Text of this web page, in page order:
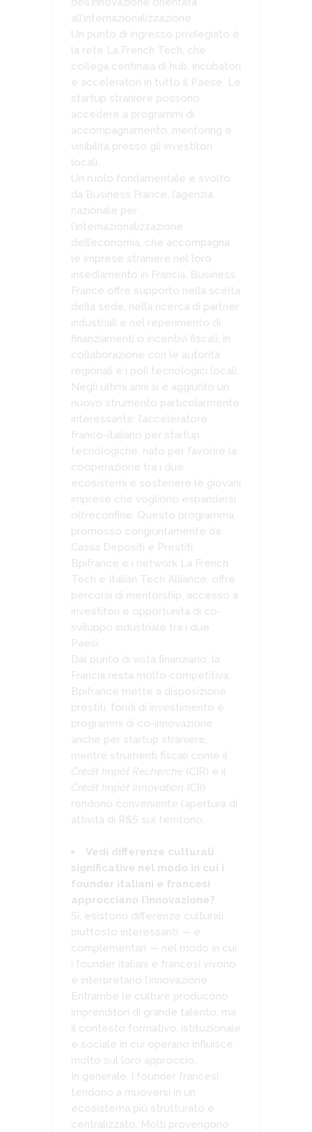
all’internazionalizzazione.
Un punto di ingresso privilegiato è
la rete La French Tech, che
collega centinaia di hub, incubatori
e acceleratori in tutto il Paese. Le
startup straniere possono
accedere a programmi di
accompagnamento, mentoring e
visibilità presso gli investitori
locali.
Un ruolo fondamentale è svolto
da Business France, l’agenzia
nazionale per
l’internazionalizzazione
dell’economia, che accompagna
le imprese straniere nel loro
insediamento in Francia. Business
France offre supporto nella scelta
della sede, nella ricerca di partner
industriali e nel reperimento di
finanziamenti o incentivi fiscali, in
collaborazione con le autorità
regionali e i poli tecnologici locali.
Negli ultimi anni si è aggiunto un
nuovo strumento particolarmente
interessante: l’acceleratore
franco-italiano per startup
tecnologiche, nato per favorire la
cooperazione tra i due
ecosistemi e sostenere le giovani
imprese che vogliono espandersi
oltreconfine. Questo programma,
promosso congiuntamente da
Cassa Depositi e Prestiti,
Bpifrance e i network La French
Tech e Italian Tech Alliance, offre
percorsi di mentorship, accesso a
investitori e opportunità di co-
sviluppo industriale tra i due
Paesi.
Dal punto di vista finanziario, la
Francia resta molto competitiva:
Bpifrance mette a disposizione
prestiti, fondi di investimento e
programmi di co-innovazione
anche per startup straniere,
mentre strumenti fiscali come il
Crédit Impôt Recherche (CIR) e il
Crédit Impôt Innovation (CII)
rendono conveniente l’apertura di
attività di R&S sul territorio.
Vedi differenze culturali
significative nel modo in cui i
founder italiani e francesi
approcciano l’innovazione?
Sì, esistono differenze culturali
piuttosto interessanti — e
complementari — nel modo in cui
i founder italiani e francesi vivono
e interpretano l’innovazione.
Entrambe le culture producono
imprenditori di grande talento, ma
il contesto formativo, istituzionale
e sociale in cui operano influisce
molto sul loro approccio.
In generale, i founder francesi
tendono a muoversi in un
ecosistema più strutturato e
centralizzato. Molti provengono